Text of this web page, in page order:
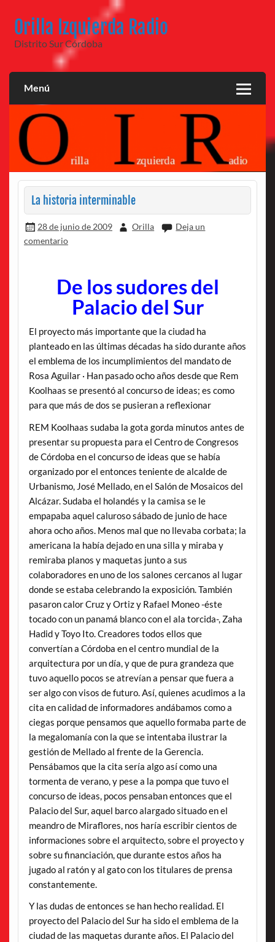
contenido
Orilla Izquierda Radio
Distrito Sur Córdoba
Menú
La historia interminable
28 de junio de 2009 Orilla
Deja un
comentario
De los sudores del
Palacio del Sur
El proyecto más importante que la ciudad ha
planteado en las últimas décadas ha sido durante años
el emblema de los incumplimientos del mandato de
Rosa Aguilar · Han pasado ocho años desde que Rem
Koolhaas se presentó al concurso de ideas; es como
para que más de dos se pusieran a reflexionar
REM Koolhaas sudaba la gota gorda minutos antes de
presentar su propuesta para el Centro de Congresos
de Córdoba en el concurso de ideas que se había
organizado por el entonces teniente de alcalde de
Urbanismo, José Mellado, en el Salón de Mosaicos del
Alcázar. Sudaba el holandés y la camisa se le
empapaba aquel caluroso sábado de junio de hace
ahora ocho años. Menos mal que no llevaba corbata; la
americana la había dejado en una silla y miraba y
remiraba planos y maquetas junto a sus
colaboradores en uno de los salones cercanos al lugar
donde se estaba celebrando la exposición. También
pasaron calor Cruz y Ortiz y Rafael Moneo -éste
tocado con un panamá blanco con el ala torcida-, Zaha
Hadid y Toyo Ito. Creadores todos ellos que
convertían a Córdoba en el centro mundial de la
arquitectura por un día, y que de pura grandeza que
tuvo aquello pocos se atrevían a pensar que fuera a
ser algo con visos de futuro. Así, quienes acudimos a la
cita en calidad de informadores andábamos como a
ciegas porque pensamos que aquello formaba parte de
la megalomanía con la que se intentaba ilustrar la
gestión de Mellado al frente de la Gerencia.
Pensábamos que la cita sería algo así como una
tormenta de verano, y pese a la pompa que tuvo el
concurso de ideas, pocos pensaban entonces que el
Palacio del Sur, aquel barco alargado situado en el
meandro de Miraflores, nos haría escribir cientos de
informaciones sobre el arquitecto, sobre el proyecto y
sobre su financiación, que durante estos años ha
jugado al ratón y al gato con los titulares de prensa
constantemente.
Y las dudas de entonces se han hecho realidad. El
proyecto del Palacio del Sur ha sido el emblema de la
ciudad de las maquetas durante años. El Palacio del